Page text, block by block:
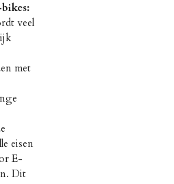
veel
met
eisen
E-
Dit